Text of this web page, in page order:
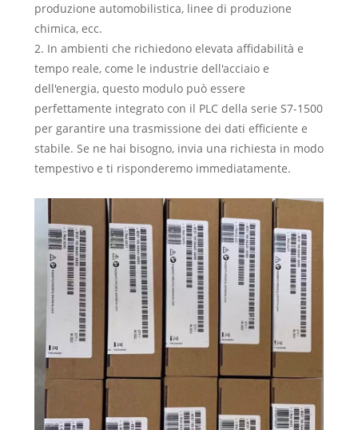
produzione automobilistica, linee di produzione
chimica, ecc.
2. In ambienti che richiedono elevata affidabilità e
tempo reale, come le industrie dell'acciaio e
dell'energia, questo modulo può essere
perfettamente integrato con il PLC della serie S7-1500
per garantire una trasmissione dei dati efficiente e
stabile. Se ne hai bisogno, invia una richiesta in modo
tempestivo e ti risponderemo immediatamente.